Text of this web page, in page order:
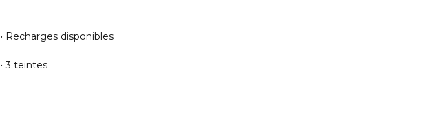
• Recharges disponibles
• 3 teintes